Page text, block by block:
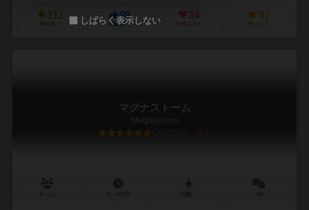
112
興味あり
69
経験あり
24
お気に入り
87
持ってる
マグナストーム
Magnastorm
6.0
しばらく表示しない